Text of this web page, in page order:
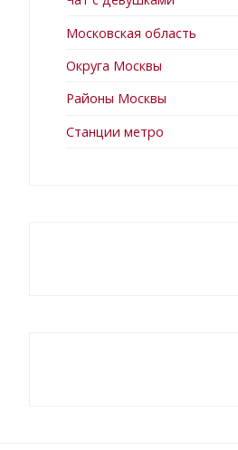
Московская область
Округа Москвы
Районы Москвы
Станции метро